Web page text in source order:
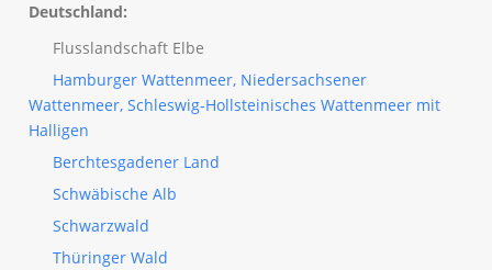
Deutschland:
Flusslandschaft Elbe
Hamburger Wattenmeer, Niedersachsener
Wattenmeer, Schleswig-Hollsteinisches Wattenmeer mit
Halligen
Berchtesgadener Land
Schwäbische Alb
Schwarzwald
Thüringer Wald